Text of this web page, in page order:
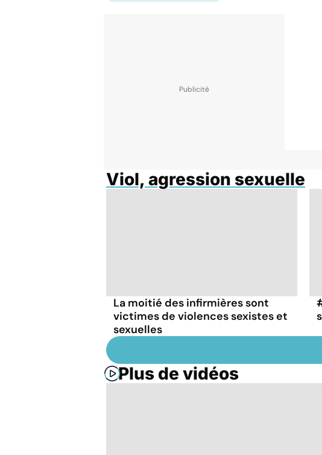
Viol, agression sexuelle
La moitié des infirmières sont
victimes de violences sexistes et
sexuelles
Plus de vidéos